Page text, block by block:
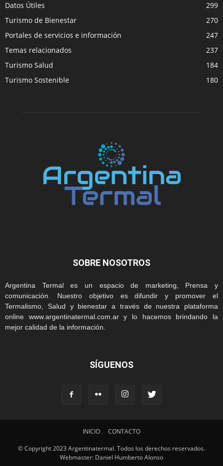
Datos Útiles
299
Turismo de Bienestar
270
Portales de servicios e información
247
Temas relacionados
237
Turismo Salud
184
Turismo Sostenible
180
SOBRE NOSOTROS
Argentina Termal es un espacio de marketing, Prensa y
comunicación. Nuestro objetivo es difundir y promover el
Termalismo, Salud y bienestar a través de nuestra plataforma
online www.argentinatermal.com.ar y lo hacemos brindando la
mejor calidad de la información.
SÍGUENOS
INICIO
CONTACTO
© Copyright 2023 Argentinatermal. Todos los derechos reservados.
Webmaster: Daniel Humberto Alonso